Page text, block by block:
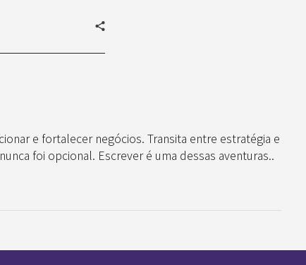
e fortalecer negócios. Transita entre estratégia e
foi opcional. Escrever é uma dessas aventuras..